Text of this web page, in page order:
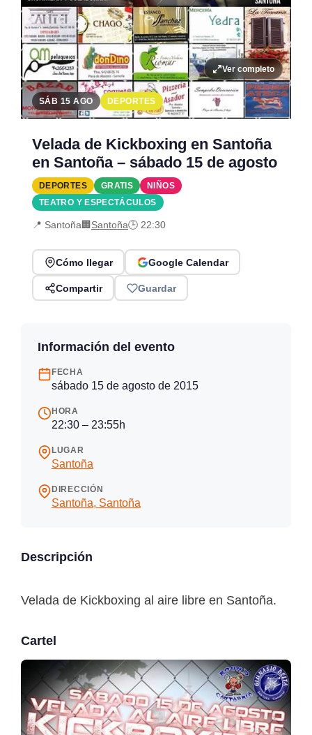
Ver completo
SÁB 15 AGO DEPORTES
Velada de Kickboxing en Santoña
en Santoña – sábado 15 de agosto
DEPORTES GRATIS
NIÑOS
TEATRO Y ESPECTÁCULOS
📍 Santoña🏢 Santoña🕒 22:30
Cómo llegar Google Calendar
Compartir Guardar
Información del evento
FECHA
sábado 15 de agosto de 2015
HORA
22:30 – 23:55h
LUGAR
Santoña
DIRECCIÓN
Santoña, Santoña
Descripción
Velada de Kickboxing al aire libre en Santoña.
Cartel